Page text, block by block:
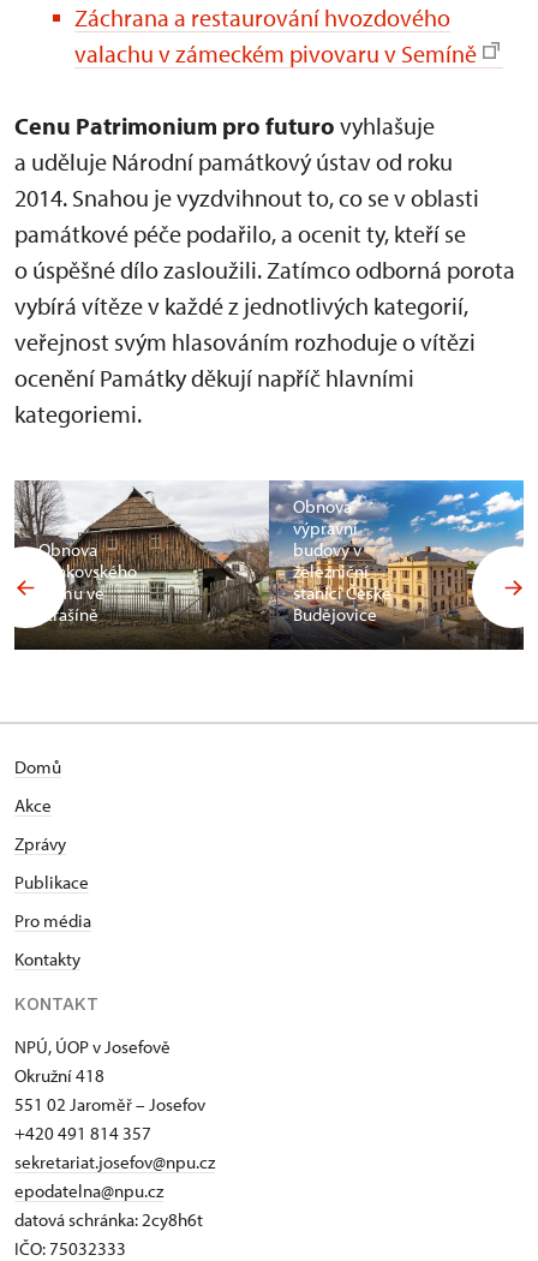
Záchrana a restaurování hvozdového
valachu v zámeckém pivovaru v Semíně
Cenu Patrimonium pro futuro vyhlašuje
a uděluje Národní památkový ústav od roku
2014. Snahou je vyzdvihnout to, co se v oblasti
památkové péče podařilo, a ocenit ty, kteří se
o úspěšné dílo zasloužili. Zatímco odborná porota
vybírá vítěze v každé z jednotlivých kategorií,
veřejnost svým hlasováním rozhoduje o vítězi
ocenění Památky děkují napříč hlavními
kategoriemi.
Obnova
venkovského
domu ve
Strašíně
Obnova
výpravní
budovy v
železniční
stanici České
Budějovice
Domů
Akce
Zprávy
Publikace
Pro média
Kontakty
KONTAKT
NPÚ, ÚOP v Josefově
Okružní 418
551 02 Jaroměř – Josefov
+420 491 814 357
sekretariat.josefov@npu.cz
epodatelna@npu.cz
datová schránka: 2cy8h6t​
IČO: 75032333